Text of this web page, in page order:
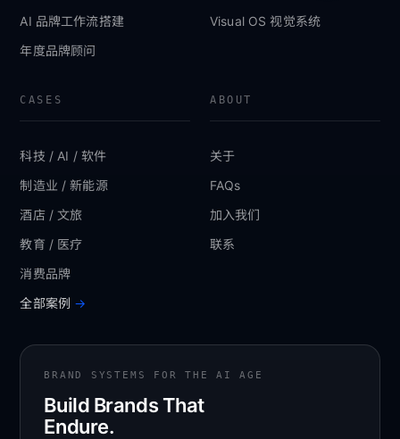
AI 品牌工作流搭建
年度品牌顾问
Visual OS 视觉系统
CASES
科技 / AI / 软件
制造业 / 新能源
酒店 / 文旅
教育 / 医疗
消费品牌
全部案例
ABOUT
关于
FAQs
加入我们
联系
BRAND SYSTEMS FOR THE AI AGE
Build Brands That
Endure.